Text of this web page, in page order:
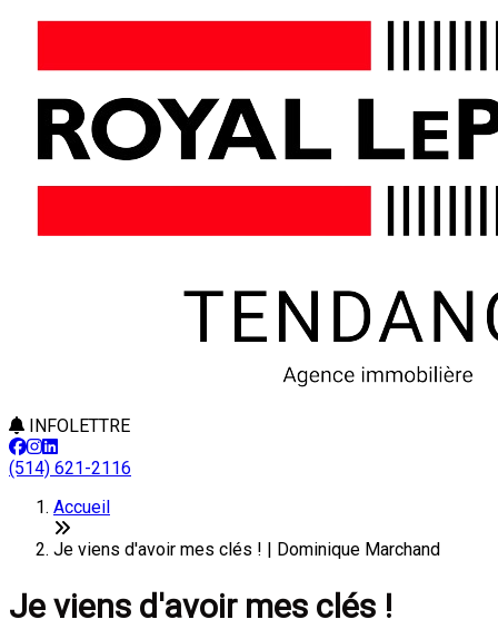
INFOLETTRE
(514) 621-2116
Accueil
Je viens d'avoir mes clés ! | Dominique Marchand
Je viens d'avoir mes clés !